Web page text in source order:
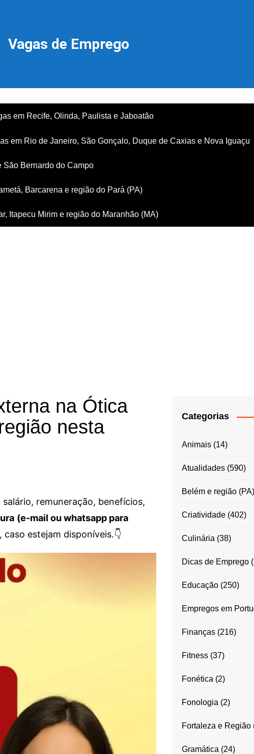
Vagas de Emprego
em Recife, Olinda, Paulista e Jaboatão
em Rio de Janeiro, São Gonçalo, Duque de Caxias e Nova Iguaçu
São Bernardo do Campo
Barcarena e região do Pará (PA)
Itapecu Mirim e região do Maranhão (MA)
na Ótica
nesta
remuneração, benefícios,
(e-mail ou whatsapp para
estejam disponíveis.👇
Categorias
Animais(14)
Atualidades(590)
Belém e região (PA)
Criatividade(402)
Culinária (38)
Dicas de Emprego
Educação(250)
Empregos em
Finanças(216)
Fitness(37)
Fonética (2)
Fonologia (2)
Fortaleza e Região
Gramática (24)